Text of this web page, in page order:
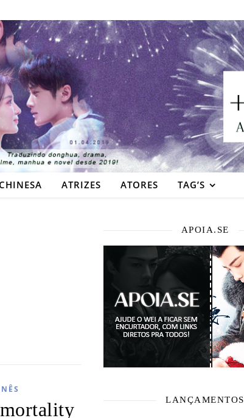
ATRIZES ATORES TAG’S
APOIA.SE
LANÇAMENTOS